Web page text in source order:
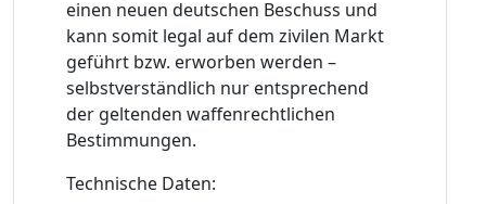
einen neuen deutschen Beschuss und
kann somit legal auf dem zivilen Markt
geführt bzw. erworben werden –
selbstverständlich nur entsprechend
der geltenden waffenrechtlichen
Bestimmungen.
Technische Daten: